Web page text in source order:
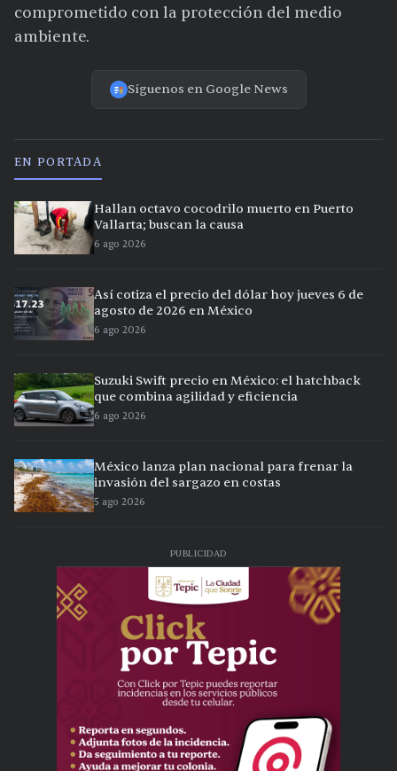
comprometido con la protección del medio
ambiente.
Síguenos en Google News
EN PORTADA
Hallan octavo cocodrilo muerto en Puerto
Vallarta; buscan la causa
6 ago 2026
Así cotiza el precio del dólar hoy jueves 6 de
agosto de 2026 en México
6 ago 2026
Suzuki Swift precio en México: el hatchback
que combina agilidad y eficiencia
6 ago 2026
México lanza plan nacional para frenar la
invasión del sargazo en costas
5 ago 2026
PUBLICIDAD